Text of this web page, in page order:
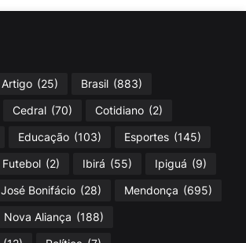
Artigo (25) Brasil (883)
Cedral (70) Cotidiano (2)
Educação (103) Esportes (145)
Futebol (2) Ibirá (55) Ipiguá (9)
José Bonifácio (28) Mendonça (695)
Nova Aliança (188)